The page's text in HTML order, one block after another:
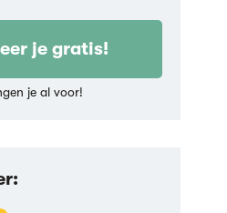
je gratis!
je al voor!